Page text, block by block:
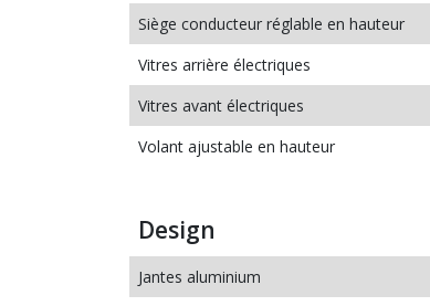
Siège conducteur réglable en hauteur
Vitres arrière électriques
Vitres avant électriques
Volant ajustable en hauteur
Design
Jantes aluminium